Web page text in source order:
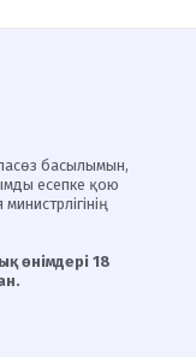
басылымын,
есепке қою
өнімдері 18